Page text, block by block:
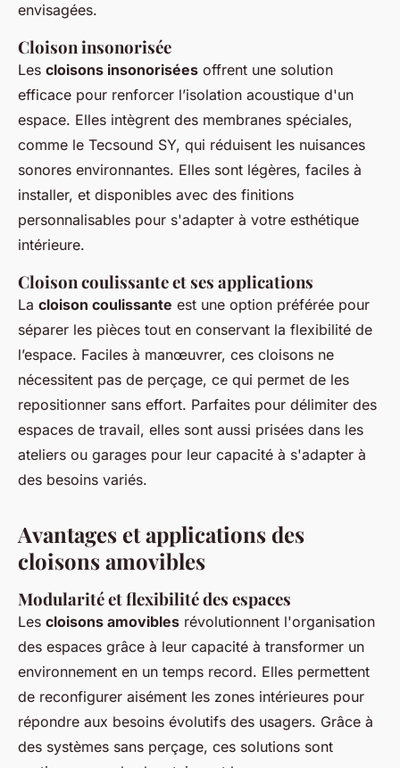
envisagées.
Cloison insonorisée
Les cloisons insonorisées offrent une solution
efficace pour renforcer l’isolation acoustique d'un
espace. Elles intègrent des membranes spéciales,
comme le Tecsound SY, qui réduisent les nuisances
sonores environnantes. Elles sont légères, faciles à
installer, et disponibles avec des finitions
personnalisables pour s'adapter à votre esthétique
intérieure.
Cloison coulissante et ses applications
La cloison coulissante est une option préférée pour
séparer les pièces tout en conservant la flexibilité de
l’espace. Faciles à manœuvrer, ces cloisons ne
nécessitent pas de perçage, ce qui permet de les
repositionner sans effort. Parfaites pour délimiter des
espaces de travail, elles sont aussi prisées dans les
ateliers ou garages pour leur capacité à s'adapter à
des besoins variés.
Avantages et applications des
cloisons amovibles
Modularité et flexibilité des espaces
Les cloisons amovibles révolutionnent l'organisation
des espaces grâce à leur capacité à transformer un
environnement en un temps record. Elles permettent
de reconfigurer aisément les zones intérieures pour
répondre aux besoins évolutifs des usagers. Grâce à
des systèmes sans perçage, ces solutions sont